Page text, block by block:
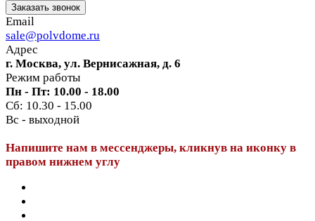
Заказать звонок
Email
sale@polvdome.ru
Адрес
г. Москва, ул. Вернисажная, д. 6
Режим работы
Пн - Пт: 10.00 - 18.00
Сб: 10.30 - 15.00
Вс - выходной
Напишите нам в мессенджеры, кликнув на иконку в
правом нижнем углу